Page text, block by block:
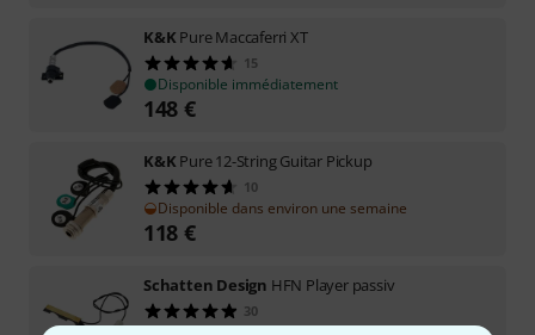
K&K Pure Maccaferri XT
15
Disponible immédiatement
148 €
K&K Pure 12-String Guitar Pickup
10
Disponible dans environ une semaine
118 €
Schatten Design HFN Player passiv
30